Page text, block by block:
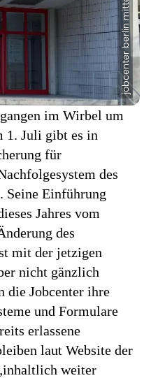
im Wirbel um
1. Juli gibt es in
für
des
Einführung
Jahres vom
des
mit der jetzigen
nicht gänzlich
die Jobcenter ihre
und Formulare
erlassene
laut Website der
weiter